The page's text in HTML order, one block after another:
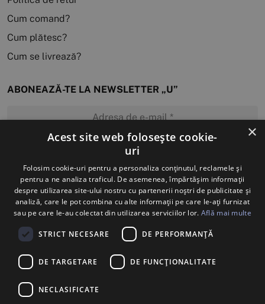
Cum comand?
Cum plătesc?
Cum se livrează?
ABONEAZĂ-TE LA NEWSLETTER „U”
MĂ ABONEZ
×
Acest site web folosește cookie-
uri
Folosim cookie-uri pentru a personaliza conținutul, reclamele și
pentru a ne analiza traficul. De asemenea, împărtășim informații
despre utilizarea site-ului nostru cu partenerii noștri de publicitate și
analiză, care le pot combina cu alte informații pe care le-ați furnizat
sau pe care le-au colectat din utilizarea serviciilor lor. Află mai multe
STRICT NECESARE DE PERFORMANȚĂ
DE TARGETARE DE FUNCŢIONALITATE
NECLASIFICATE